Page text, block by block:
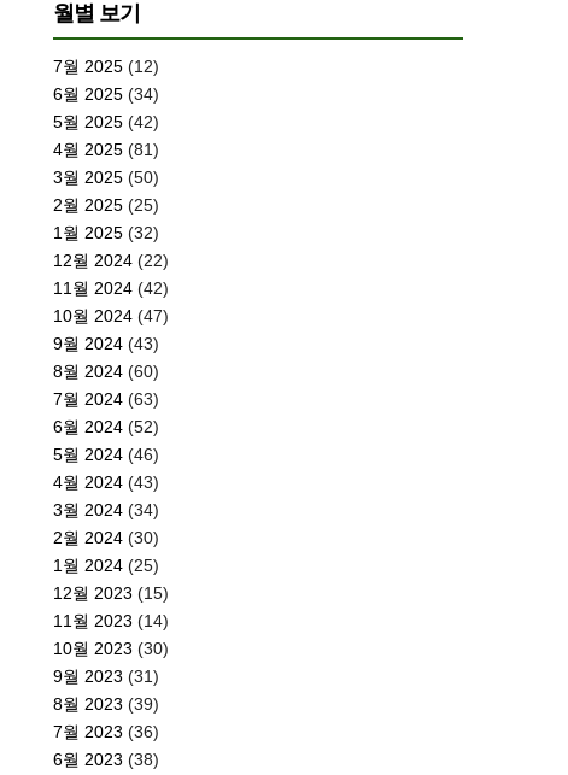
월별 보기
7월 2025 (12)
6월 2025 (34)
5월 2025 (42)
4월 2025 (81)
3월 2025 (50)
2월 2025 (25)
1월 2025 (32)
12월 2024 (22)
11월 2024 (42)
10월 2024 (47)
9월 2024 (43)
8월 2024 (60)
7월 2024 (63)
6월 2024 (52)
5월 2024 (46)
4월 2024 (43)
3월 2024 (34)
2월 2024 (30)
1월 2024 (25)
12월 2023 (15)
11월 2023 (14)
10월 2023 (30)
9월 2023 (31)
8월 2023 (39)
7월 2023 (36)
6월 2023 (38)